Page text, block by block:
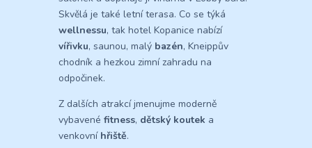
Skvělá je také letní terasa. Co se týká
wellnessu, tak hotel Kopanice nabízí
vířivku, saunou, malý bazén, Kneippův
chodník a hezkou zimní zahradu na
odpočinek.
Z dalších atrakcí jmenujme moderně
vybavené fitness, dětský koutek a
venkovní hřiště.